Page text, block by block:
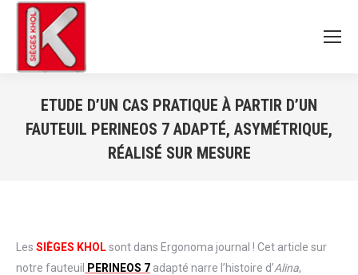
ETUDE D’UN CAS PRATIQUE À PARTIR D’UN
FAUTEUIL PERINEOS 7 ADAPTÉ, ASYMÉTRIQUE,
RÉALISÉ SUR MESURE
Les SIÈGES KHOLsont dans Ergonoma journal ! Cet article sur
notre fauteuil
PERINEOS 7 adapté narre l’histoire d’Alina,